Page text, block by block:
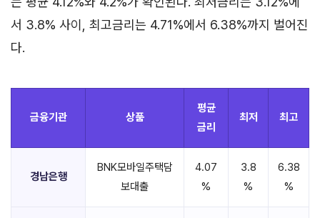
서 3.8% 사이, 최고금리는 4.71%에서 6.38%까지 벌어진
다.
금융기관 상품
평균
금리
최저 최고
경남은행
BNK모바일주택담
보대출
4.07
%
3.8
%
6.38
%